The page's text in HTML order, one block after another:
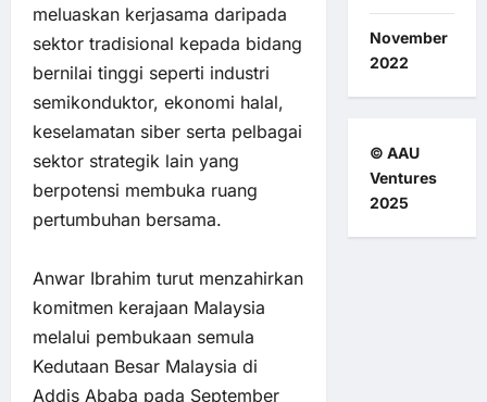
meluaskan kerjasama daripada
sektor tradisional kepada bidang
bernilai tinggi seperti industri
semikonduktor, ekonomi halal,
keselamatan siber serta pelbagai
sektor strategik lain yang
berpotensi membuka ruang
pertumbuhan bersama.
Anwar Ibrahim turut menzahirkan
komitmen kerajaan Malaysia
melalui pembukaan semula
Kedutaan Besar Malaysia di
Addis Ababa pada September
November
2022
© AAU
Ventures
2025